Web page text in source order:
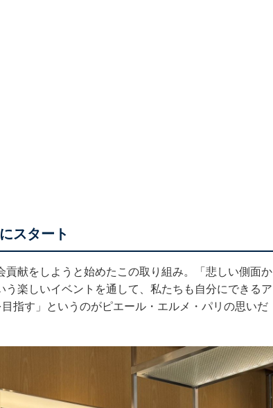
スタート
献をしようと始めたこの取り組み。「悲しい側面か
楽しいイベントを通して、私たちも自分にできるア
指す」というのがピエール・エルメ・パリの思いだ